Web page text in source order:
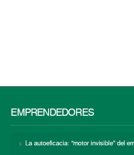
EMPRENDEDORES
La autoeficacia: “motor invisible” del